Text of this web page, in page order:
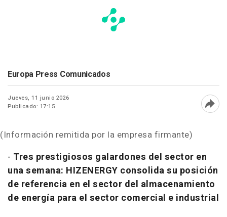
Europa Press Comunicados
Jueves, 11 junio 2026
Publicado: 17:15
(Información remitida por la empresa firmante)
- Tres prestigiosos galardones del sector en
una semana: HIZENERGY consolida su posición
de referencia en el sector del almacenamiento
de energía para el sector comercial e industrial